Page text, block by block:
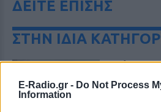
E-Radio.gr - Do Not Process
Information
ΔΕΙΤΕ ΕΠΙΣΗΣ
ΣΤΗΝ ΙΔΙΑ
«Θέλω
βίντεο
που